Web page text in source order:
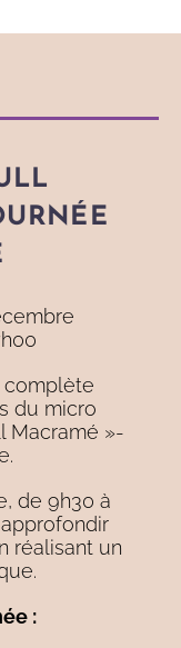
complète
du micro
Macramé »-
de 9h30 à
réalisant un
: